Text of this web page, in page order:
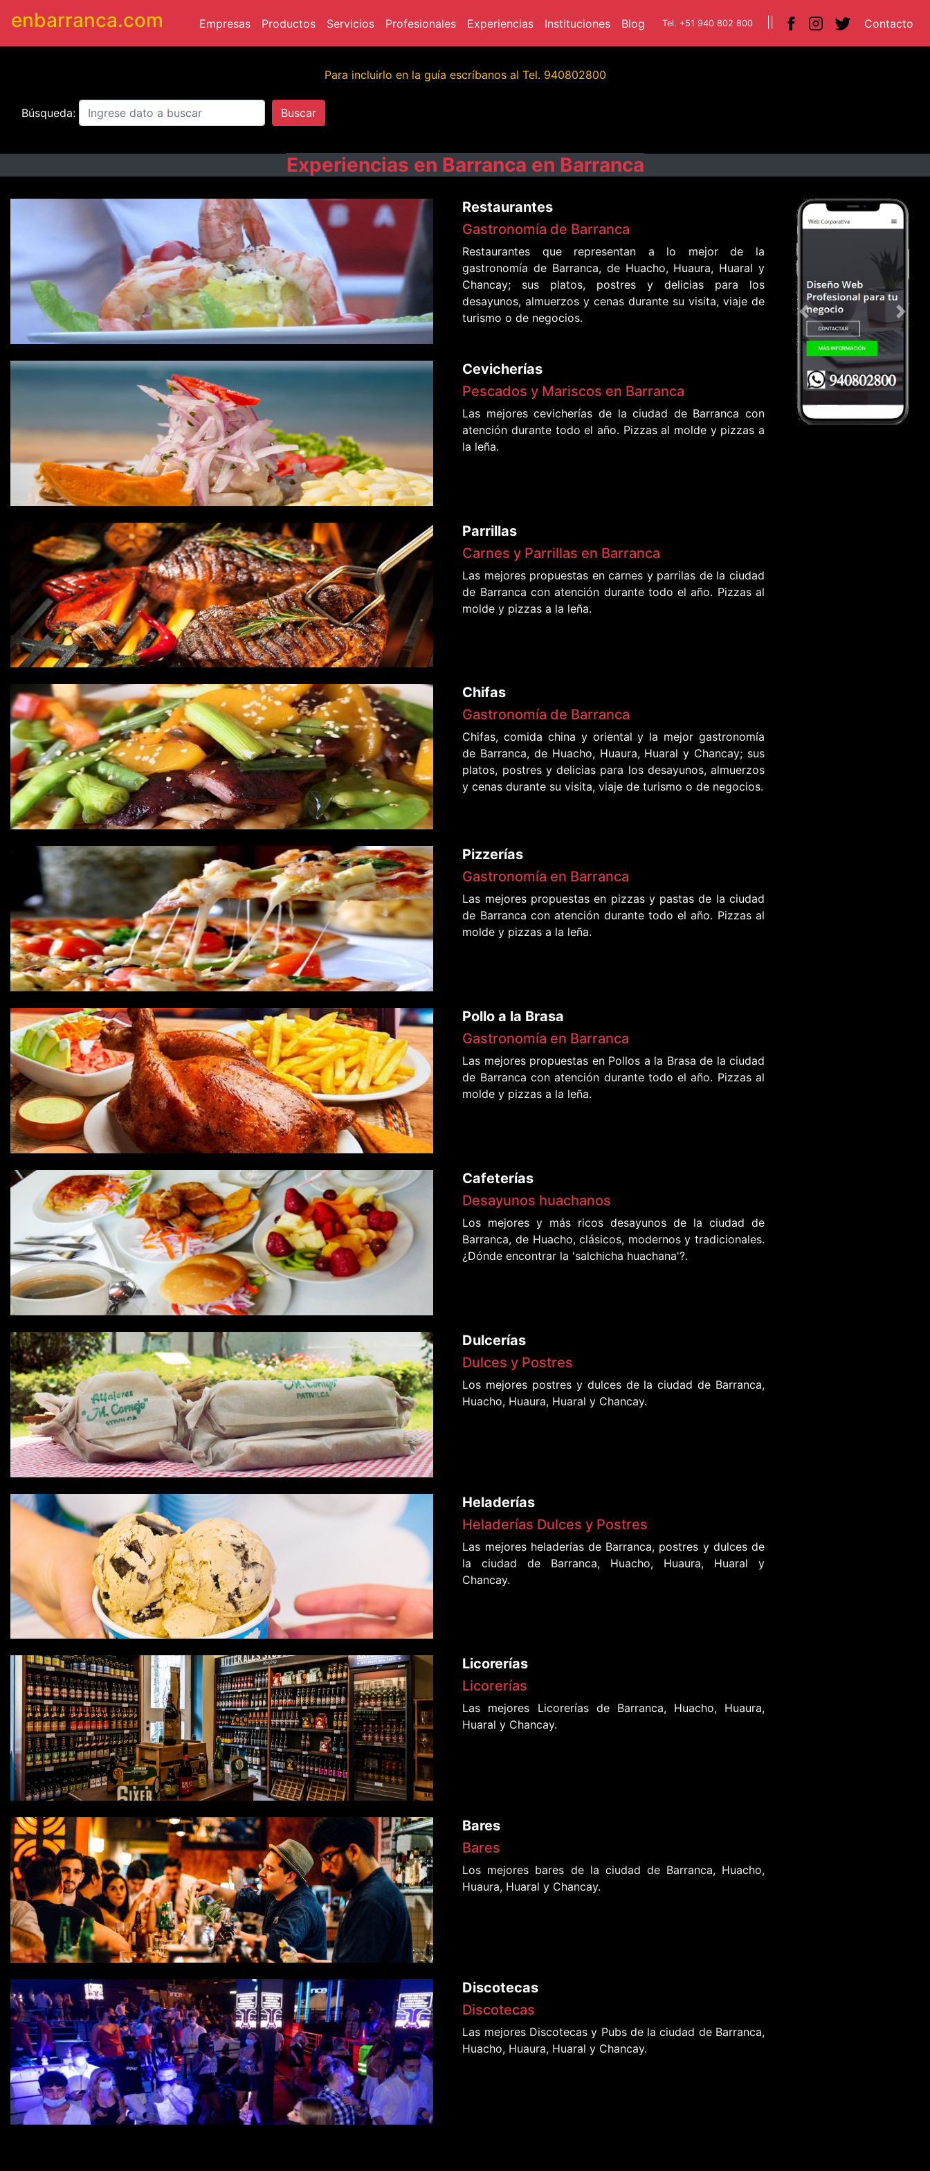
enbarranca.com Empresas(current)
Productos(current)
Servicios(current)
Profesionales(current)
Experiencias(current)
Instituciones(current)
Blog (current)
Tel. +51 940 802 800 Contacto
Para incluirlo en la guía escríbanos al Tel. 940802800
Búsqueda: Buscar
Experiencias en Barranca en Barranca
Restaurantes
Gastronomía de Barranca
Restaurantes que representan a lo mejor de la
gastronomía de Barranca, de Huacho, Huaura, Huaral y
Chancay; sus platos, postres y delicias para los
desayunos, almuerzos y cenas durante su visita, viaje de
turismo o de negocios.
Cevicherías
Pescados y Mariscos en Barranca
Las mejores cevicherías de la ciudad de Barranca con
atención durante todo el año. Pizzas al molde y pizzas a
la leña.
Parrillas
Carnes y Parrillas en Barranca
Las mejores propuestas en carnes y parrilas de la ciudad
de Barranca con atención durante todo el año. Pizzas al
molde y pizzas a la leña.
Chifas
Gastronomía de Barranca
Chifas, comida china y oriental y la mejor gastronomía
de Barranca, de Huacho, Huaura, Huaral y Chancay; sus
platos, postres y delicias para los desayunos, almuerzos
y cenas durante su visita, viaje de turismo o de negocios.
Pizzerías
Gastronomía en Barranca
Las mejores propuestas en pizzas y pastas de la ciudad
de Barranca con atención durante todo el año. Pizzas al
molde y pizzas a la leña.
Pollo a la Brasa
Gastronomía en Barranca
Las mejores propuestas en Pollos a la Brasa de la ciudad
de Barranca con atención durante todo el año. Pizzas al
molde y pizzas a la leña.
Cafeterías
Desayunos huachanos
Los mejores y más ricos desayunos de la ciudad de
Barranca, de Huacho, clásicos, modernos y tradicionales.
¿Dónde encontrar la 'salchicha huachana'?.
Dulcerías
Dulces y Postres
Los mejores postres y dulces de la ciudad de Barranca,
Huacho, Huaura, Huaral y Chancay.
Heladerías
Heladerías Dulces y Postres
Las mejores heladerías de Barranca, postres y dulces de
la ciudad de Barranca, Huacho, Huaura, Huaral y
Chancay.
Licorerías
Licorerías
Las mejores Licorerías de Barranca, Huacho, Huaura,
Huaral y Chancay.
Bares
Bares
Los mejores bares de la ciudad de Barranca, Huacho,
Huaura, Huaral y Chancay.
Discotecas
Discotecas
Las mejores Discotecas y Pubs de la ciudad de Barranca,
Huacho, Huaura, Huaral y Chancay.
Previous Next